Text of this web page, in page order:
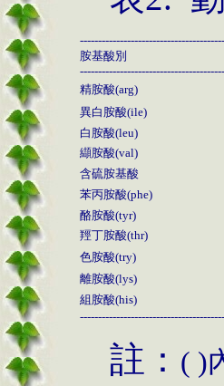
胺基酸別
精胺酸(arg)
異白胺酸(ile)
白胺酸(leu)
纈胺酸(val)
含硫胺基酸
苯丙胺酸(phe)
酪胺酸(tyr)
羥丁胺酸(thr)
色胺酸(try)
離胺酸(lys)
組胺酸(his)
註： ( )